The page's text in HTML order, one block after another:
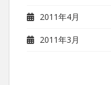
2011年4月
2011年3月